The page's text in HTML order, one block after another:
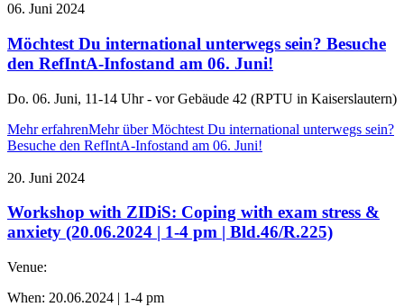
06. Juni 2024
Möchtest Du international unterwegs sein? Besuche
den RefIntA-Infostand am 06. Juni!
Do. 06. Juni, 11-14 Uhr - vor Gebäude 42 (RPTU in Kaiserslautern)
Mehr erfahrenMehr über Möchtest Du international unterwegs sein?
Besuche den RefIntA-Infostand am 06. Juni!
20. Juni 2024
Workshop with ZIDiS: Coping with exam stress &
anxiety (20.06.2024 | 1-4 pm | Bld.46/R.225)
Venue:
When: 20.06.2024 | 1-4 pm